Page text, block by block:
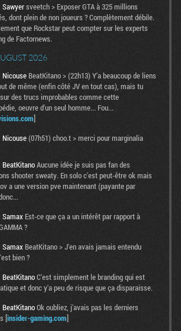
Sawyersveetch > Exposer GTA à 325 millions
dont plein de non joueurs ? Complètement débile.
que Rockstar peut compter sur les experts
de Factornews.
2026
Nicouse BeatKitano > (22h13) Y'a beaucoup de liens
de même (enfin côté JV en tout cas), mais tu
des trucs improbables comme cette
oeuvre d'un seul homme... Fou...
]
Nicouse(07h51) choo.t > merci pour marginalia
BeatKitanoAucune idée je suis pas fan des
shooter sweaty. En solo c'est peut-être ok mais
a une version pve maintenant (payante par
Samax Est-ce que ça a un intérêt par rapport à
?
Samax BeatKitano > J'en avais jamais entendu
bien ?
BeatKitanoC'est simplement le branding qui est
et donc y'a peu de risque que ça disparaisse.
BeatKitanoOk oubliez, j'avais pas les derniers
[insider-gaming.com]